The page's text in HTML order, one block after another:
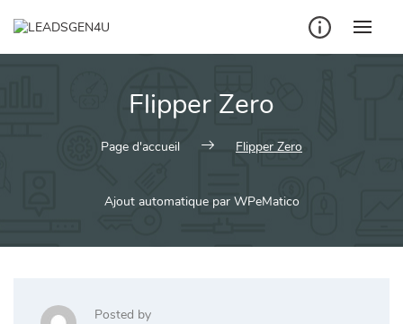
Flipper Zero
Page d'accueil Flipper Zero
Ajout automatique par WPeMatico
Posted by